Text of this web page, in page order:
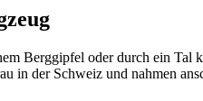
Berggipfel oder durch ein Tal
in der Schweiz und nahmen